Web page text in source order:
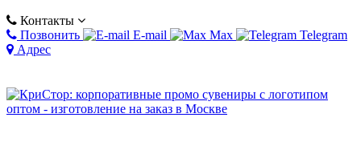
Контакты
Позвонить
E-mail Max
Telegram
Адрес